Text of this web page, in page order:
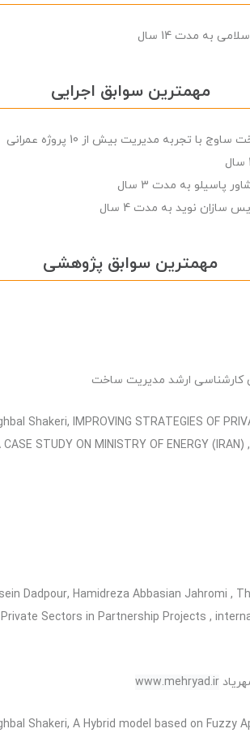
به مدت 14 سال
مهمترین سوابق اجرایی
تجربه مدیریت بیش از 10 پروژه عمرانی
مهمترین سوابق پژوهشی
کارشناسی ارشد مدیریت ساخت
Shakeri, IMPROVING STRATEGIES OF
STUDY ON MINISTRY OF ENERGY
Dadpour, Hamidreza Abbasian Jahromi ,
Private Sectors in Partnership Projects ,
www.mehryad.ir
Shakeri, A Hybrid model based on Fuzzy